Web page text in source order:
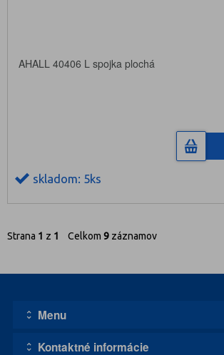
AHALL 40406 L spojka plochá
skladom: 5ks
Strana 1 z 1 Celkom 9 záznamov
Menu
Úvodná stránka
Kontaktné informácie